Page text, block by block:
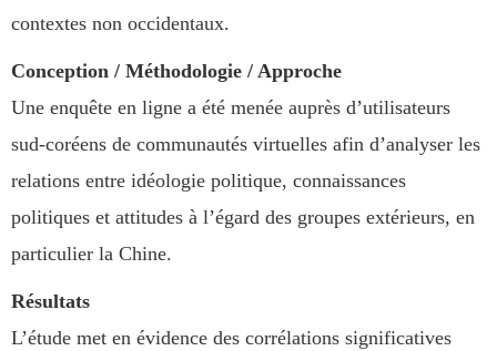
contextes non occidentaux.
Conception / Méthodologie / Approche
Une enquête en ligne a été menée auprès d’utilisateurs
sud-coréens de communautés virtuelles afin d’analyser les
relations entre idéologie politique, connaissances
politiques et attitudes à l’égard des groupes extérieurs, en
particulier la Chine.
Résultats
L’étude met en évidence des corrélations significatives